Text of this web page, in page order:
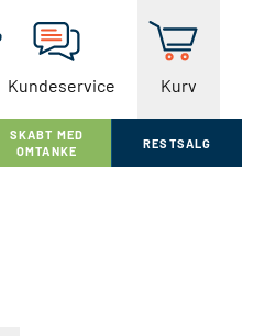
Kundeservice Kurv
SKABT MED
OMTANKE
RESTSALG